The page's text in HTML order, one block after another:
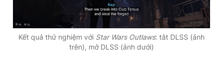
Kết quả thử nghiệm với Star Wars Outlaws: tắt DLSS (ảnh
trên), mở DLSS (ảnh dưới)